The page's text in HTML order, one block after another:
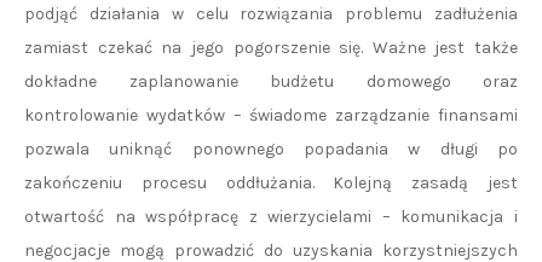
podjąć działania w celu rozwiązania problemu zadłużenia
zamiast czekać na jego pogorszenie się. Ważne jest także
dokładne zaplanowanie budżetu domowego oraz
kontrolowanie wydatków – świadome zarządzanie finansami
pozwala uniknąć ponownego popadania w długi po
zakończeniu procesu oddłużania. Kolejną zasadą jest
otwartość na współpracę z wierzycielami – komunikacja i
negocjacje mogą prowadzić do uzyskania korzystniejszych